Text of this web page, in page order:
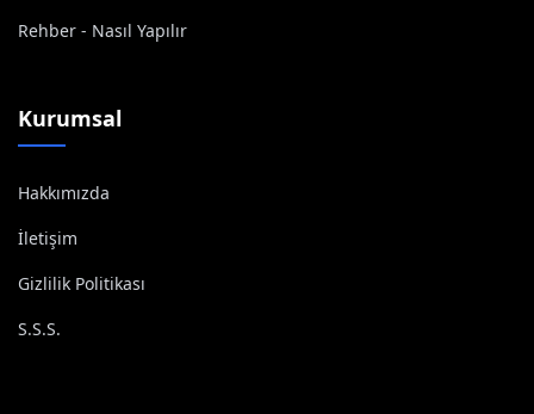
Rehber - Nasıl Yapılır
Kurumsal
Hakkımızda
İletişim
Gizlilik Politikası
S.S.S.